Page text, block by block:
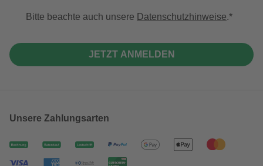
Bitte beachte auch unsere Datenschutzhinweise.
JETZT ANMELDEN
Unsere Zahlungsarten